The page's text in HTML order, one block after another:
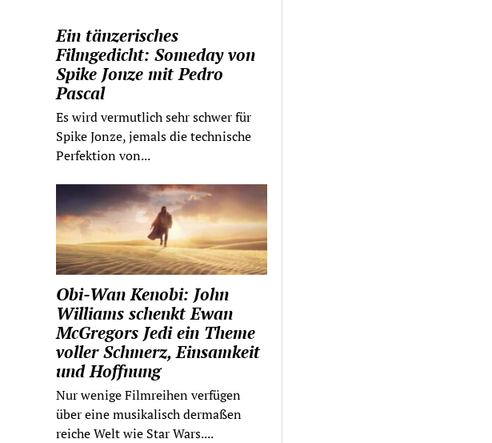
Ein tänzerisches
Filmgedicht: Someday von
Spike Jonze mit Pedro
Pascal
Es wird vermutlich sehr schwer für
Spike Jonze, jemals die technische
Perfektion von...
Obi-Wan Kenobi: John
Williams schenkt Ewan
McGregors Jedi ein Theme
voller Schmerz, Einsamkeit
und Hoffnung
Nur wenige Filmreihen verfügen
über eine musikalisch dermaßen
reiche Welt wie Star Wars....